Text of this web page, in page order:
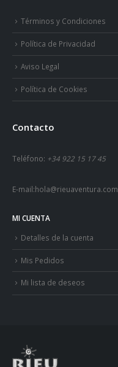
Términos y Condiciones
Política de Privacidad
Aviso Legal
Política de Cookies
Contacto
Teléfono: +34 922 15 17 45
E-mail:hola@rieuaventura.com
MI CUENTA
Detalles de la cuenta
Mis Pedidos
Mi lista de deseos